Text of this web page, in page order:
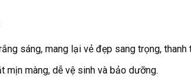
sáng, mang lại vẻ đẹp sang trọng, thanh
mịn màng, dễ vệ sinh và bảo dưỡng.